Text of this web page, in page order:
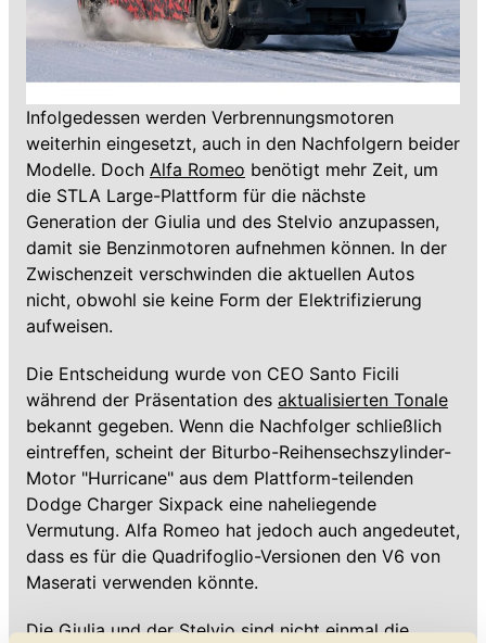
Infolgedessen werden Verbrennungsmotoren
weiterhin eingesetzt, auch in den Nachfolgern beider
Modelle. Doch Alfa Romeo benötigt mehr Zeit, um
die STLA Large-Plattform für die nächste
Generation der Giulia und des Stelvio anzupassen,
damit sie Benzinmotoren aufnehmen können. In der
Zwischenzeit verschwinden die aktuellen Autos
nicht, obwohl sie keine Form der Elektrifizierung
aufweisen.
Die Entscheidung wurde von CEO Santo Ficili
während der Präsentation des aktualisierten Tonale
bekannt gegeben. Wenn die Nachfolger schließlich
eintreffen, scheint der Biturbo-Reihensechszylinder-
Motor "Hurricane" aus dem Plattform-teilenden
Dodge Charger Sixpack eine naheliegende
Vermutung. Alfa Romeo hat jedoch auch angedeutet,
dass es für die Quadrifoglio-Versionen den V6 von
Maserati verwenden könnte.
Die Giulia und der Stelvio sind nicht einmal die